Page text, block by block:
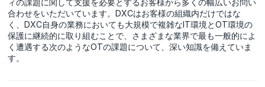
合わせをいただいています。DXCはお客様の組織内だけではな
く、DXC自身の業務においても大規模で複雑なIT環境とOT環境の
保護に継続的に取り組むことで、さまざまな業界で最も一般的によ
く遭遇する次のようなOTの課題について、深い知識を備えていま
す。